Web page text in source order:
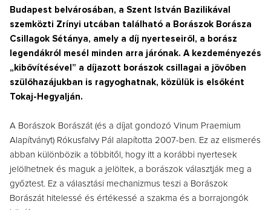
Budapest belvárosában, a Szent István Bazilikával
szemközti Zrínyi utcában található a Borászok Borásza
Csillagok Sétánya, amely a díj nyerteseiről, a borász
legendákról mesél minden arra járónak. A kezdeményezés
„kibővítésével” a díjazott borászok csillagai a jövőben
szülőhazájukban is ragyoghatnak, közülük is elsőként
Tokaj-Hegyalján.
A Borászok Borászát (és a díjat gondozó Vinum Praemium
Alapítványt) Rókusfalvy Pál alapította 2007-ben. Ez az elismerés
abban különbözik a többitől, hogy itt a korábbi nyertesek
jelölhetnek és maguk a jelöltek, a borászok választják meg a
győztest. Ez a választási mechanizmus teszi a Borászok
Borászát hitelessé és értékessé a szakma és a borrajongók